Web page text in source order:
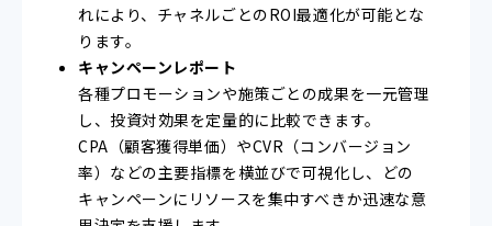
れにより、チャネルごとのROI最適化が可能とな
ります。
キャンペーンレポート
各種プロモーションや施策ごとの成果を一元管理
し、投資対効果を定量的に比較できます。
CPA（顧客獲得単価）やCVR（コンバージョン
率）などの主要指標を横並びで可視化し、どの
キャンペーンにリソースを集中すべきか迅速な意